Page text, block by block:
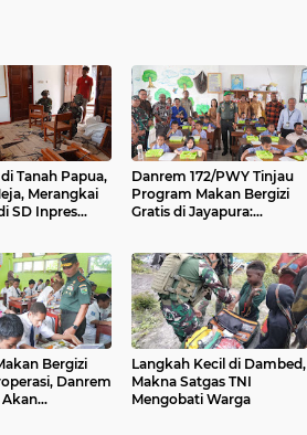
Tanah Papua,
Merangkai
SD Inpres
Danrem 172/PWY Tinjau
Program Makan Bergizi
Gratis di Jayapura:
2045
Bergizi
Danrem
Akan
Langkah Kecil di Dambed,
Makna Satgas TNI
Mengobati Warga